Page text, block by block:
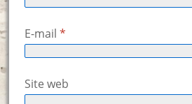
E-mail *
Site web